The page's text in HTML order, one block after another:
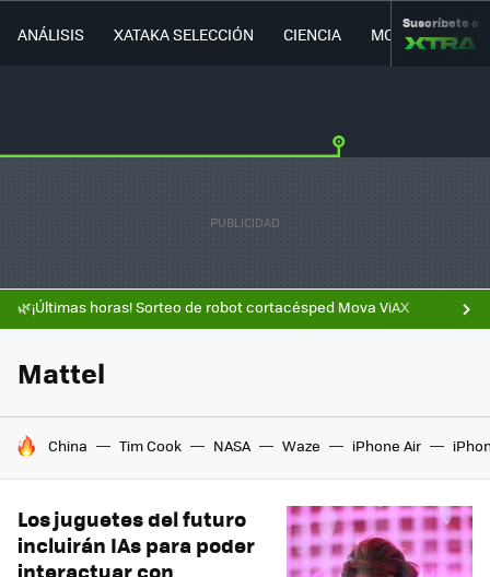
ANÁLISIS XATAKA SELECCIÓN CIENCIA MOVILIDAD
Suscríbete a
🌿¡Últimas horas! Sorteo de robot cortacésped Mova ViAX
Mattel
HOY SE HABLA DE
China Tim Cook NASA Waze iPhone Air
Los juguetes del futuro
incluirán IAs para poder
interactuar con